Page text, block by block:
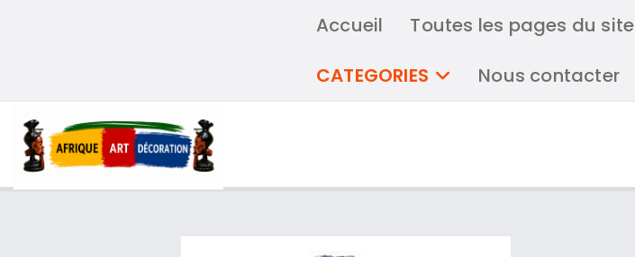
Accueil Toutes les pages du site
CATEGORIES
Nous contacter